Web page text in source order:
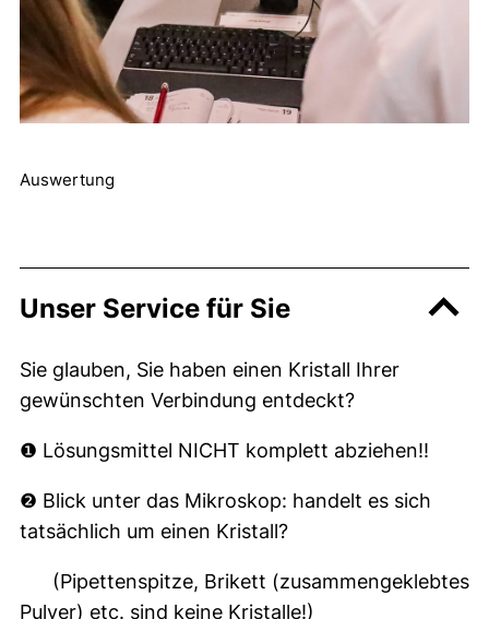
Auswertung
Unser Service für Sie
Sie glauben, Sie haben einen Kristall Ihrer
gewünschten Verbindung entdeckt?
❶ Lösungsmittel NICHT komplett abziehen!!
❷ Blick unter das Mikroskop: handelt es sich
tatsächlich um einen Kristall?
(Pipettenspitze, Brikett (zusammengeklebtes
Pulver) etc. sind keine Kristalle!)